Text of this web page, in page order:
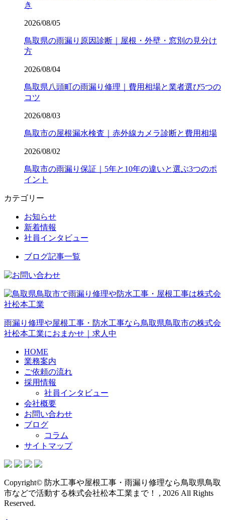
き
2026/08/05
鳥取県の雨漏り原因診断｜屋根・外壁・窓別の見分け
方
2026/08/04
鳥取県八頭町の雨漏り修理｜費用相場と業者選び5つの
コツ
2026/08/03
鳥取市の屋根漏水検査｜赤外線カメラ診断と費用相場
2026/08/02
鳥取市の雨漏り保証｜5年と10年の違いと選ぶ3つのポ
イント
カテゴリー
お知らせ
新着情報
社員インタビュー
ブログ記事一覧
雨漏り修理や屋根工事・防水工事なら鳥取県鳥取市の株式会
社松本工業におまかせ｜求人中
HOME
業務案内
ご依頼の流れ
採用情報
社員インタビュー
会社概要
お問い合わせ
ブログ
コラム
サイトマップ
Copyright© 防水工事や屋根工事・雨漏り修理なら鳥取県鳥取
市などで活動する株式会社松本工業まで！ , 2026 All Rights
Reserved.